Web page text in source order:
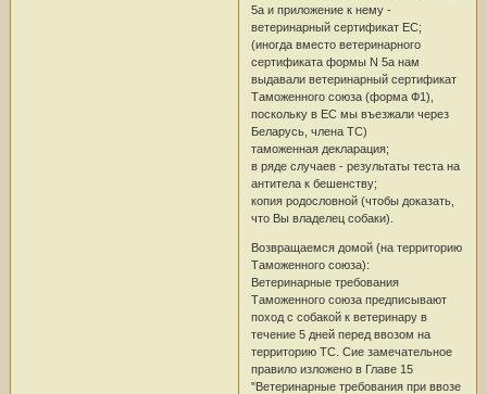
5a и приложение к нему -
ветеринарный сертификат ЕС;
(иногда вместо ветеринарного
сертификата формы N 5a нам
выдавали ветеринарный сертификат
Таможенного союза (форма Ф1),
поскольку в ЕС мы въезжали через
Беларусь, члена ТС)
таможенная декларация;
в ряде случаев - результаты теста на
антитела к бешенству;
копия родословной (чтобы доказать,
что Вы владелец собаки).
Возвращаемся домой (на территорию
Таможенного союза):
Ветеринарные требования
Таможенного союза предписывают
поход с собакой к ветеринару в
течение 5 дней перед ввозом на
территорию ТС. Сие замечательное
правило изложено в Главе 15
"Ветеринарные требования при ввозе